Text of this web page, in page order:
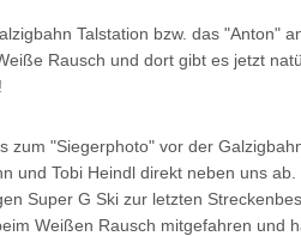
Talstation bzw. das "Anton"
Rausch und dort gibt es jetzt
zum "Siegerphoto" vor der
und Tobi Heindl direkt neben uns
Super G Ski zur letzten
Weißen Rausch mitgefahren und